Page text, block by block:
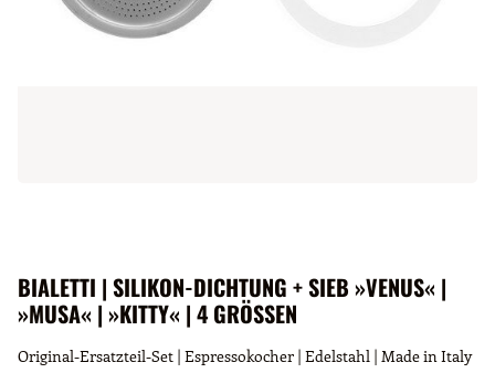
BIALETTI | SILIKON-DICHTUNG + SIEB »VENUS« |
»MUSA« | »KITTY« | 4 GRÖSSEN
Original-Ersatzteil-Set | Espressokocher | Edelstahl | Made in Italy